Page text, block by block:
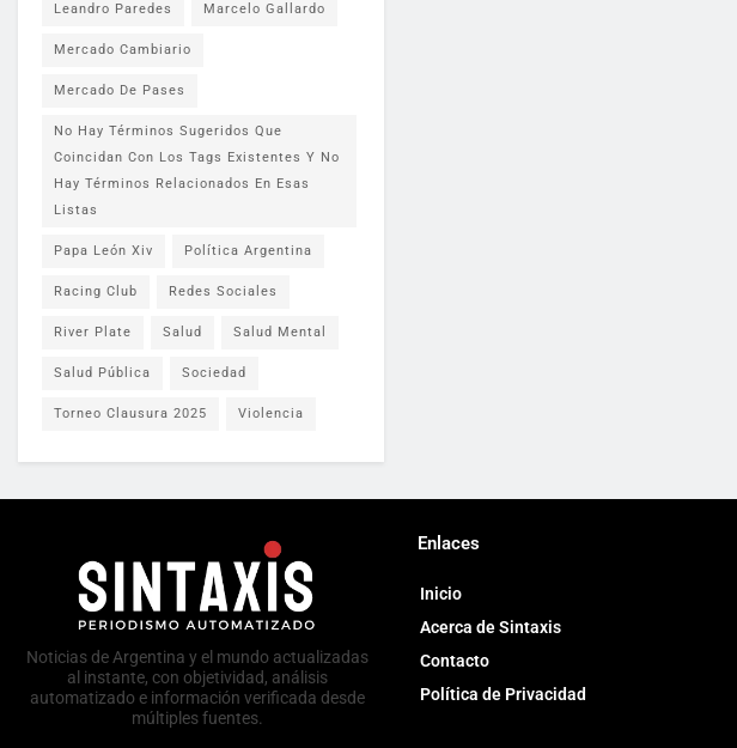
Leandro Paredes Marcelo Gallardo
Mercado Cambiario
Mercado De Pases
No Hay Términos Sugeridos Que
Coincidan Con Los Tags Existentes Y No
Hay Términos Relacionados En Esas
Listas
Papa León Xiv Política Argentina
Racing Club Redes Sociales
River Plate Salud Salud Mental
Salud Pública Sociedad
Torneo Clausura 2025 Violencia
Noticias de Argentina y el mundo actualizadas
al instante, con objetividad, análisis
automatizado e información verificada desde
múltiples fuentes.
Enlaces
Inicio
Acerca de Sintaxis
Contacto
Política de Privacidad